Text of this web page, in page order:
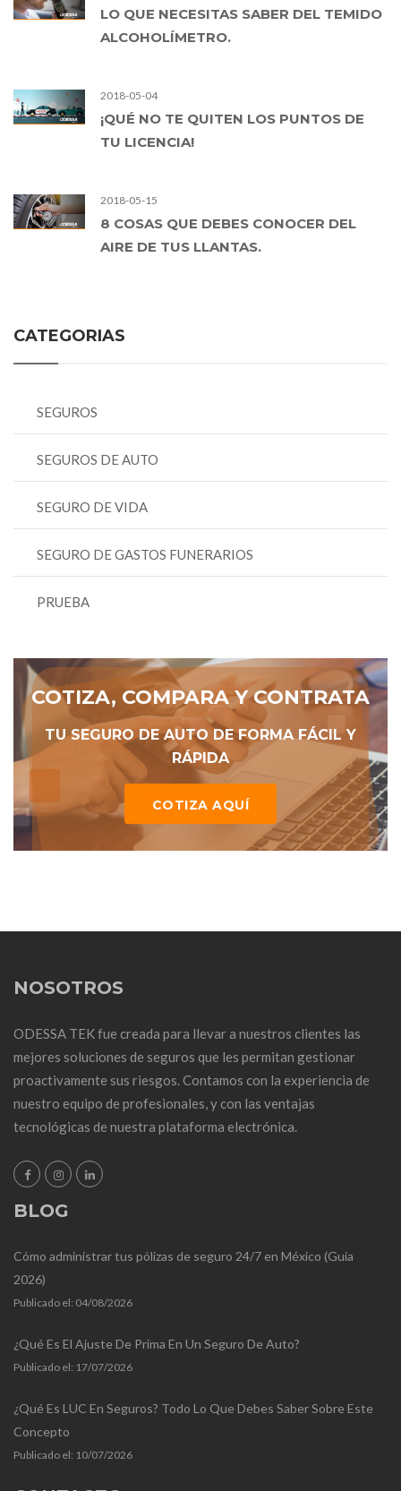
LO QUE NECESITAS SABER DEL TEMIDO
ALCOHOLÍMETRO.
2018-05-04
¡QUÉ NO TE QUITEN LOS PUNTOS DE
TU LICENCIA!
2018-05-15
8 COSAS QUE DEBES CONOCER DEL
AIRE DE TUS LLANTAS.
CATEGORIAS
SEGUROS
SEGUROS DE AUTO
SEGURO DE VIDA
SEGURO DE GASTOS FUNERARIOS
PRUEBA
COTIZA, COMPARA Y CONTRATA
TU SEGURO DE AUTO DE FORMA FÁCIL Y
RÁPIDA
COTIZA AQUÍ
NOSOTROS
ODESSA TEK fue creada para llevar a nuestros clientes las
mejores soluciones de seguros que les permitan gestionar
proactivamente sus riesgos. Contamos con la experiencia de
nuestro equipo de profesionales, y con las ventajas
tecnológicas de nuestra plataforma electrónica.
BLOG
Cómo administrar tus pólizas de seguro 24/7 en México (Guía
2026)
Publicado el: 04/08/2026
¿Qué Es El Ajuste De Prima En Un Seguro De Auto?
Publicado el: 17/07/2026
¿Qué Es LUC En Seguros? Todo Lo Que Debes Saber Sobre Este
Concepto
Publicado el: 10/07/2026